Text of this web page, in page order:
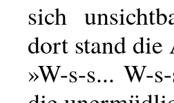
sich
dort stand die
»W-s-s... W-